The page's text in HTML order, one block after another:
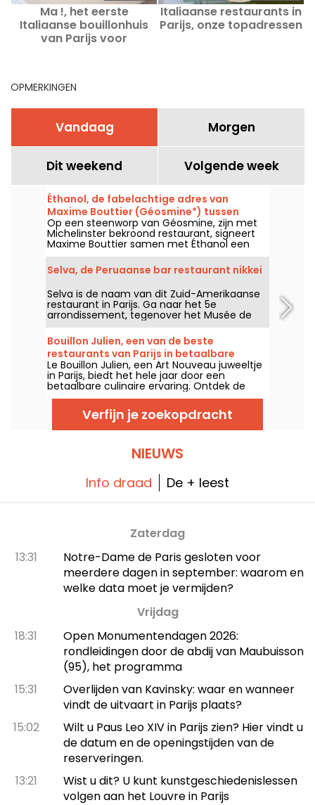
Ma !, het eerste
Italiaanse bouillonhuis
van Parijs voor
Italiaanse restaurants in
Parijs, onze topadressen
OPMERKINGEN
Vandaag Morgen
Dit weekend Volgende week
Éthanol, de fabelachtige adres van
Maxime Bouttier (Géosmine*) tussen
wijnbar en auteurentafel
Op een steenworp van Géosmine, zijn met
Michelinster bekroond restaurant, signeert
Maxime Bouttier samen met Éthanol een
wat informelere eetplek, ontworpen rond
gedeelde schotels en een imposante
wijnkaart. Een ambitieus adres dat uitblinkt in
zeer hoog niveau en een bruisende sfeer, al
een van onze beste ontdekkingen van het
jaar.
Selva, de Peruaanse bar restaurant nikkei
Selva is de naam van dit Zuid-Amerikaanse
restaurant in Parijs. Ga naar het 5e
arrondissement, tegenover het Musée de
Cluny, om te smullen van originele Latijns-
Amerikaanse gerechten die naar sintels en
kruiden ruiken.
Bouillon Julien, een van de beste
restaurants van Parijs in betaalbare
modus
Le Bouillon Julien, een Art Nouveau juweeltje
in Parijs, biedt het hele jaar door een
betaalbare culinaire ervaring. Ontdek de
geschiedenis en het betaalbare menu.
Verfijn je zoekopdracht
NIEUWS
Info draad De + leest
Zaterdag
13:31
Notre-Dame de Paris gesloten voor
meerdere dagen in september: waarom en
welke data moet je vermijden?
Vrijdag
18:31
Open Monumentendagen 2026:
rondleidingen door de abdij van Maubuisson
(95), het programma
15:31
Overlijden van Kavinsky: waar en wanneer
vindt de uitvaart in Parijs plaats?
15:02
Wilt u Paus Leo XIV in Parijs zien? Hier vindt u
de datum en de openingstijden van de
reserveringen.
13:21
Wist u dit? U kunt kunstgeschiedenislessen
volgen aan het Louvre in Parijs